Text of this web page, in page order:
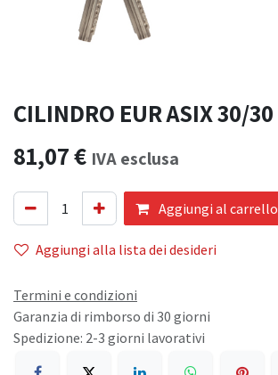
CILINDRO EUR ASIX 30/30
81,07€ IVA esclusa
Aggiungi al carrello
Aggiungi alla lista dei desideri
Termini e condizioni
Garanzia di rimborso di 30 giorni
Spedizione: 2-3 giorni lavorativi